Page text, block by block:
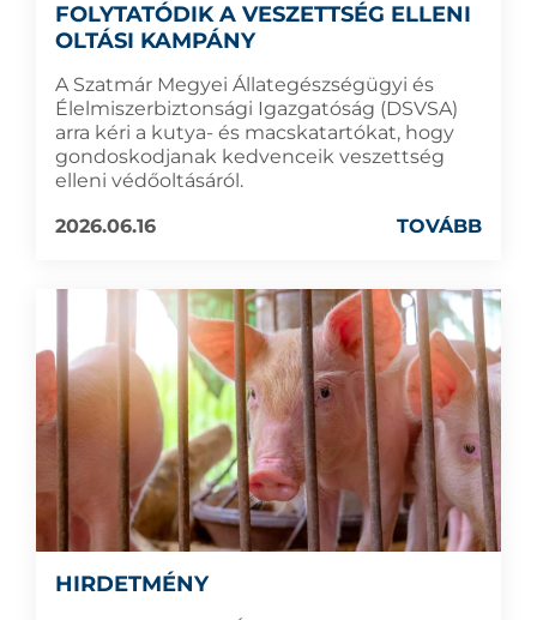
FOLYTATÓDIK A VESZETTSÉG ELLENI
OLTÁSI KAMPÁNY
A Szatmár Megyei Állategészségügyi és
Élelmiszerbiztonsági Igazgatóság (DSVSA)
arra kéri a kutya- és macskatartókat, hogy
gondoskodjanak kedvenceik veszettség
elleni védőoltásáról.
2026.06.16
TOVÁBB
HIRDETMÉNY